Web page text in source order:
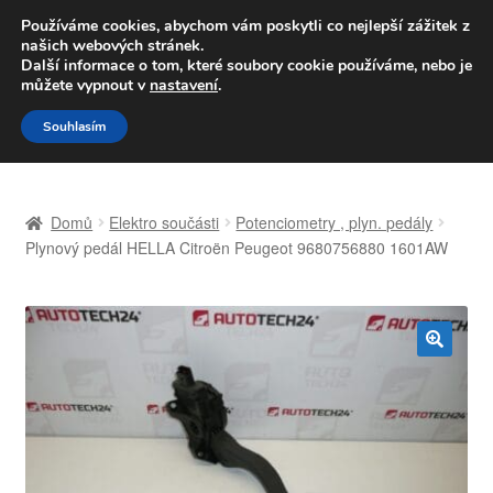
DOPRAVA od 139,-Kč
Volejte po-pá 9-16 704 494 494
Přeskočit
na
navigaci
Přejít
k
obsahu
Celosvětová doprava
Košík
Domů Elektro součásti
Potenciometry , plyn. pedály
Plynový pedál HELLA Citroën Peugeot 9680756880 1601AW
Používáme cookies, abychom vám poskytli co nejlepší zážitek z
našich webových stránek.
Další informace o tom, které soubory cookie používáme, nebo je
můžete vypnout v nastavení.
Souhlasím